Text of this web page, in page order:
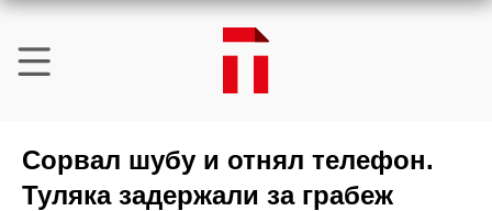
Сорвал шубу и отнял телефон.
Туляка задержали за грабеж